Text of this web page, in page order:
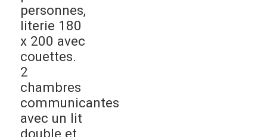
personnes,
literie 180
x 200 avec
couettes.
2
chambres
communicantes
avec un lit
double et